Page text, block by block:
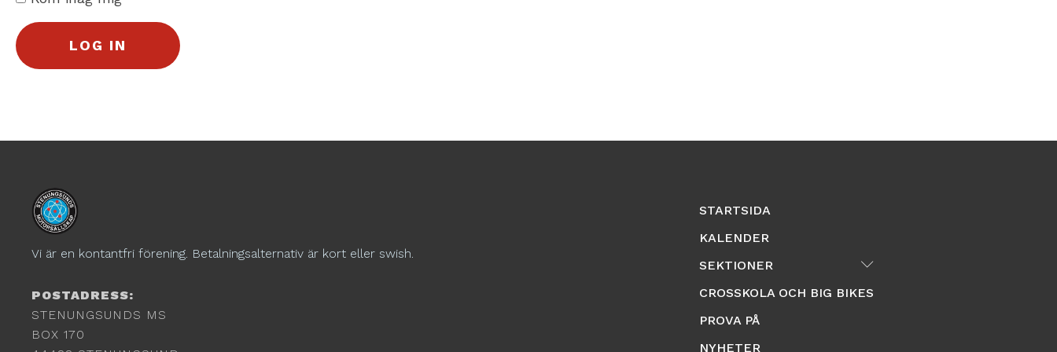
Vi är en kontantfri förening. Betalningsalternativ är kort eller swish.
POSTADRESS:
STENUNGSUNDS MS
BOX 170
STARTSIDA
KALENDER
SEKTIONER
Submenu
CROSSKOLA OCH BIG BIKES
PROVA PÅ
NYHETER